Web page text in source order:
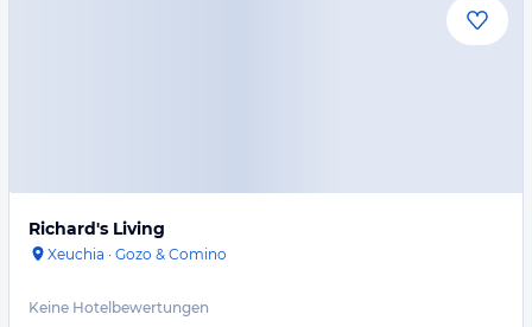
Richard's Living
Xeuchia · Gozo & Comino
Keine Hotelbewertungen